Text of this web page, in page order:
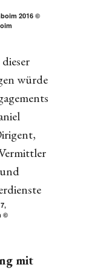
2016 ©
dieser
würde
©
mit